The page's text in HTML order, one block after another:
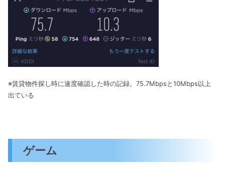
※賃貸物件探し時に速度確認した時の記録。75.7Mbpsと10Mbps以上
出ている
ゲーム